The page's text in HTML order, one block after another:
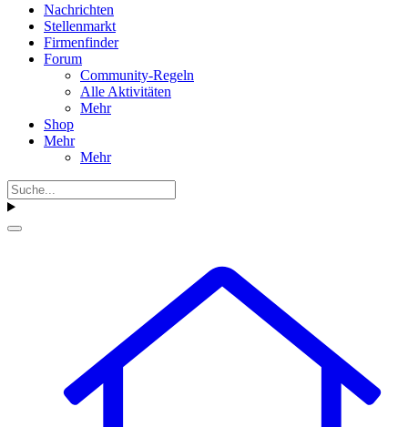
Nachrichten
Stellenmarkt
Firmenfinder
Forum
Community-Regeln
Alle Aktivitäten
Mehr
Shop
Mehr
Mehr